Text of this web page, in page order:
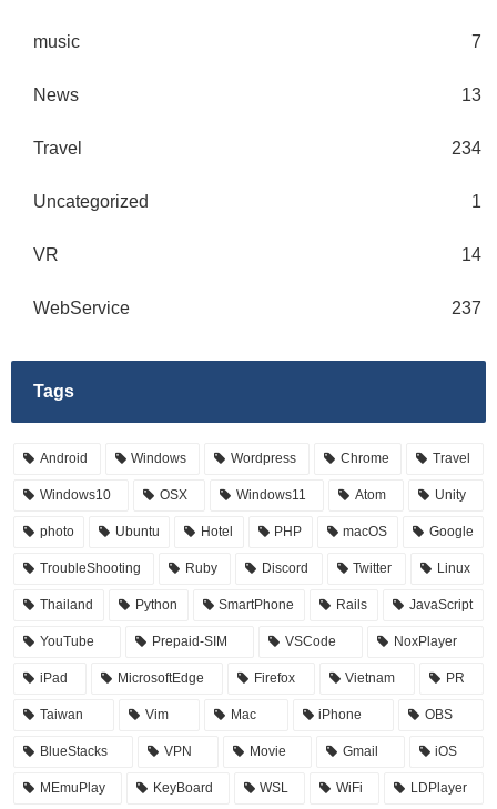
music 7
News 13
Travel 234
Uncategorized 1
VR 14
WebService 237
Tags
Android Windows Wordpress Chrome Travel
Windows10 OSX Windows11 Atom Unity
photo Ubuntu Hotel PHP macOS Google
TroubleShooting Ruby Discord Twitter Linux
Thailand Python SmartPhone Rails JavaScript
YouTube Prepaid-SIM VSCode NoxPlayer
iPad MicrosoftEdge Firefox Vietnam PR
Taiwan Vim Mac iPhone OBS
BlueStacks VPN Movie Gmail iOS
MEmuPlay KeyBoard WSL WiFi LDPlayer